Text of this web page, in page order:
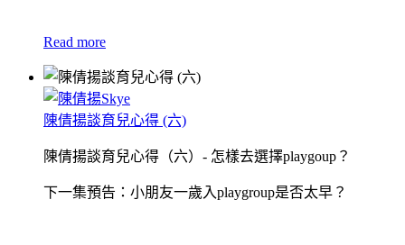
Read more
陳倩揚談育兒心得 (六)
陳倩揚談育兒心得（六）- 怎樣去選擇playgoup？
下一集預告：小朋友一歲入playgroup是否太早？